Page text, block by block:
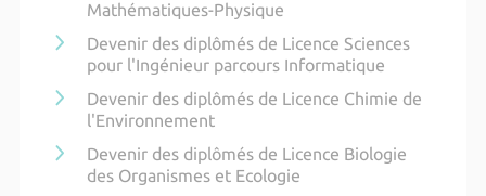
Mathématiques-Physique
Devenir des diplômés de Licence Sciences
pour l'Ingénieur parcours Informatique
Devenir des diplômés de Licence Chimie de
l'Environnement
Devenir des diplômés de Licence Biologie
des Organismes et Ecologie